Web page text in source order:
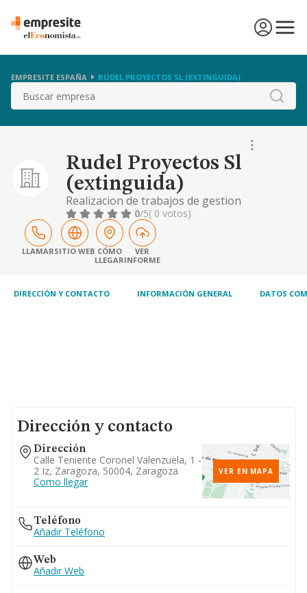
EMPRESITE ESPAÑA RUDEL PROYECTOS SL (EXTINGUIDA)
Buscar
Rudel Proyectos Sl
(extinguida)
Realizacion de trabajos de gestion
urbanistica e inmobiliaria, incluyendo la
promocion y elaboracion de proyectos de
ordenacion territorial, planificacion
urbanistica, medio ambiente, construccion y
urbanizacion
0/5( 0 votos)
LLAMARSITIO WEB CÓMO
LLEGAR
VER
INFORME
DIRECCIÓN Y CONTACTO INFORMACIÓN GENERAL DATOS
Dirección y contacto
Dirección
Calle Teniente Coronel Valenzuela, 1 -
2 Iz, Zaragoza, 50004, Zaragoza
Como llegar
VER EN MAPA
Teléfono
Añadir Teléfono
Web
Añadir Web